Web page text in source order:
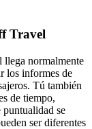
Travel
llega normalmente
los informes de
Tú también
de tiempo,
puntualidad se
ser diferentes